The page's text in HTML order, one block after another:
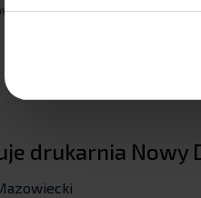
druk
drukarnia Nowy